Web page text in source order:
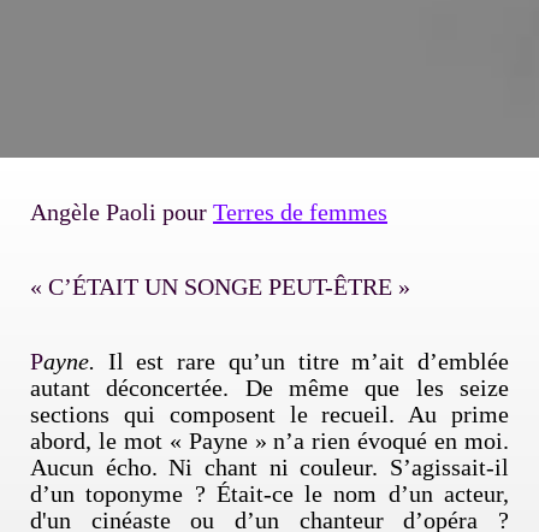
Angèle Paoli pour Terres de femmes
« C’ÉTAIT UN SONGE PEUT-ÊTRE »
Payne. Il est rare qu’un titre m’ait d’emblée
autant déconcertée. De même que les seize
sections qui composent le recueil. Au prime
abord, le mot « Payne » n’a rien évoqué en moi.
Aucun écho. Ni chant ni couleur. S’agissait-il
d’un toponyme ? Était-ce le nom d’un acteur,
d'un cinéaste ou d’un chanteur d’opéra ?